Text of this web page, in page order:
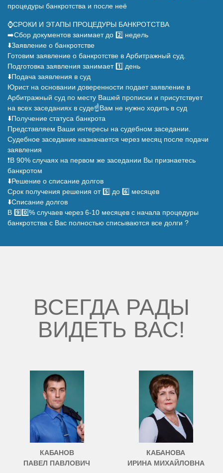
процедуры банкротства и после неё
⌚СРОКИ И ЭТАПЫ ПРОЦЕДУРЫ БАНКРОТСТВА
➡️Сбор документов занимает до 2️⃣ недель
⬇️Заявление о банкротстве
Готовим заявление о банкротстве в Арбитражный суд.
Подготовка заявления занимает 1️⃣ день
⬇️Подача заявления в суд
Юрист на основании доверенности подает заявление в
Арбитражный суд по месту Вашей прописки и присутствует
на всех заседаниях в суде☝️Вам не нужно ходить в суд
⬇️Получение статуса банкрота
Представляем Ваши интересы на судебном заседании.
Судебное заседание назначается через месяц после подачи
заявления
❗В 90% случаях на первом же заседании Вы признаетесь
банкротом
⬇️Решение о списание долгов
Срок получения решения от 5️⃣ до 6️⃣ месяцев
⬇️Списание долгов
В 9️⃣0️⃣% случаев через 6-10 месяцев с начала процедуры
банкротства с Вас полностью списываются все долги ?
ВСЕГДА РАДЫ
ВИДЕТЬ ВАС!
КАБАНОВ
ПАВЕЛ ПАВЛОВИЧ
КАБАНОВА
ИРИНА МИХАЙЛОВНА